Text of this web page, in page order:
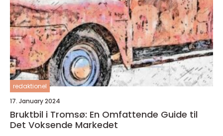
redaktionel
17. January 2024
Bruktbil i Tromsø: En Omfattende Guide til
Det Voksende Markedet